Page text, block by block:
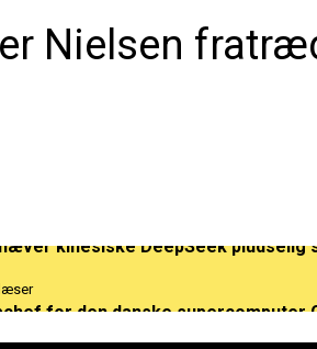
Nielsen
for den danske supercomputer